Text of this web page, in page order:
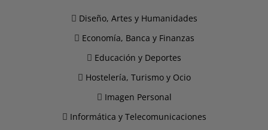
Diseño, Artes y Humanidades
Economía, Banca y Finanzas
Educación y Deportes
Hostelería, Turismo y Ocio
Imagen Personal
Informática y Telecomunicaciones